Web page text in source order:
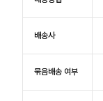
배송사
묶음배송 여부